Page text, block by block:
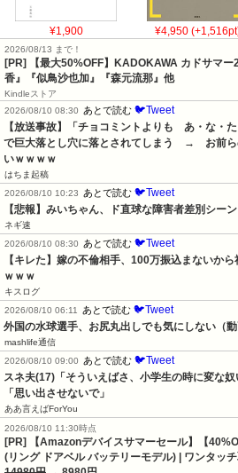
¥1,900 ¥4,950
2026/08/13 まで！
[PR]
【最大50%OFF】KADOKAWA カドサマ
香』『似鳥沙也加』『森元流那』他
Kindleストア
2026/08/10 08:30
あとで読む 🐦Tweet
【放送事故】「チョコミントよりも　あ・な・
で巨大落とし穴に落とされてしまう　→　お前
いｗｗｗｗ
はちま起稿
2026/08/10 10:23
あとで読む 🐦Tweet
【悲報】みいちゃん、ド直球な障害者差別シー
ネギ速
2026/08/10 08:30
あとで読む 🐦Tweet
【キレた】嫁の不倫相手、100万振込まないか
ｗｗｗ
キスログ
2026/08/10 06:11
あとで読む 🐦Tweet
外国の水球選手、お尻丸出しでも気にしない（動
mashlife通信
2026/08/10 09:00
あとで読む 🐦Tweet
スネ夫(17)「そういえばさ、小学生の時に変な
「思い出させないで」
ああ言えばForYou
2026/08/10 11:30時点
[PR] 【Amazonデバイスサマーセール】【
(リング ドアベル バッテリーモデル) | ワンタッ